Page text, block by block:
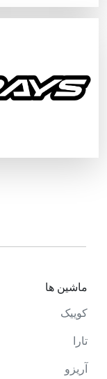
ماشین ها
کوییک
تارا
آریزو